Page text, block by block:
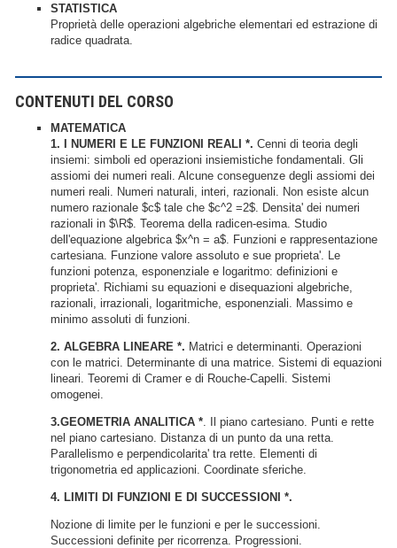
STATISTICA
Proprietà delle operazioni algebriche elementari ed estrazione di
radice quadrata.
CONTENUTI DEL CORSO
MATEMATICA
1.
I NUMERI E LE FUNZIONI REALI *. Cenni di teoria degli
insiemi: simboli ed operazioni insiemistiche fondamentali. Gli
assiomi dei numeri reali. Alcune conseguenze degli assiomi dei
numeri reali. Numeri naturali, interi, razionali. Non esiste alcun
numero razionale $c$ tale che $c^2 =2$. Densita' dei numeri
razionali in $\R$. Teorema della radicen-esima. Studio
dell'equazione algebrica $x^n = a$. Funzioni e rappresentazione
cartesiana. Funzione valore assoluto e sue proprieta'. Le
funzioni potenza, esponenziale e logaritmo: definizioni e
proprieta'. Richiami su equazioni e disequazioni algebriche,
razionali, irrazionali, logaritmiche, esponenziali. Massimo e
minimo assoluti di funzioni.
2. ALGEBRA LINEARE *. Matrici e determinanti. Operazioni
con le matrici. Determinante di una matrice. Sistemi di equazioni
lineari. Teoremi di Cramer e di Rouche-Capelli. Sistemi
omogenei.
3.GEOMETRIA ANALITICA *. Il piano cartesiano. Punti e rette
nel piano cartesiano. Distanza di un punto da una retta.
Parallelismo e perpendicolarita' tra rette. Elementi di
trigonometria ed applicazioni. Coordinate sferiche.
4. LIMITI DI FUNZIONI E DI SUCCESSIONI *.
Nozione di limite per le funzioni e per le successioni.
Successioni definite per ricorrenza. Progressioni.